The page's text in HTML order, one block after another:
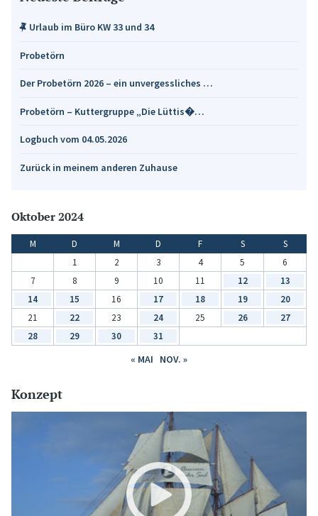
Urlaub im Büro KW 33 und 34
Probetörn
Der Probetörn 2026 – ein unvergessliches …
Probetörn – Kuttergruppe „Die Lüttis�…
Logbuch vom 04.05.2026
Zurück in meinem anderen Zuhause
Oktober 2024
M D M D F S
S
1
2 3 4 5
6
7
8 9 10 11 12
13
14
15 16 17 18 19
20
21
22 23 24 25 26
27
28
29 30 31
« MAI NOV. »
Konzept